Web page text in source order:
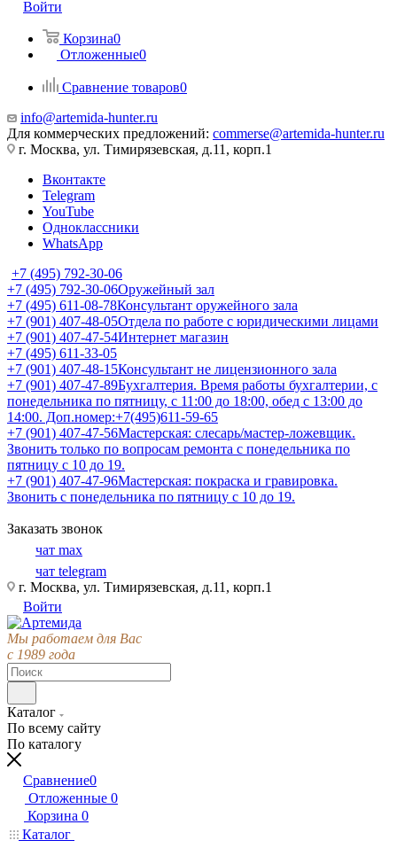
Войти
Корзина0
Отложенные0
Сравнение товаров0
info@artemida-hunter.ru
Для коммерческих предложений: commerse@artemida-hunter.ru
г. Москва, ул. Тимирязевская, д.11, корп.1
Вконтакте
Telegram
YouTube
Одноклассники
WhatsApp
+7 (495) 792-30-06
+7 (495) 792-30-06Оружейный зал
+7 (495) 611-08-78Консультант оружейного зала
+7 (901) 407-48-05Отдела по работе с юридическими лицами
+7 (901) 407-47-54Интернет магазин
+7 (495) 611-33-05
+7 (901) 407-48-15Консультант не лицензионного зала
+7 (901) 407-47-89Бухгалтерия. Время работы бухгалтерии, с
понедельника по пятницу, с 11:00 до 18:00, обед с 13:00 до
14:00. Доп.номер:+7(495)611-59-65
+7 (901) 407-47-56Мастерская: слесарь/мастер-ложевщик.
Звонить только по вопросам ремонта с понедельника по
пятницу с 10 до 19.
+7 (901) 407-47-96Мастерская: покраска и гравировка.
Звонить с понедельника по пятницу с 10 до 19.
Заказать звонок
чат max
чат telegram
г. Москва, ул. Тимирязевская, д.11, корп.1
Войти
Мы работаем для Вас
с 1989 года
Каталог
По всему сайту
По каталогу
Сравнение0
Отложенные 0
Корзина 0
Каталог